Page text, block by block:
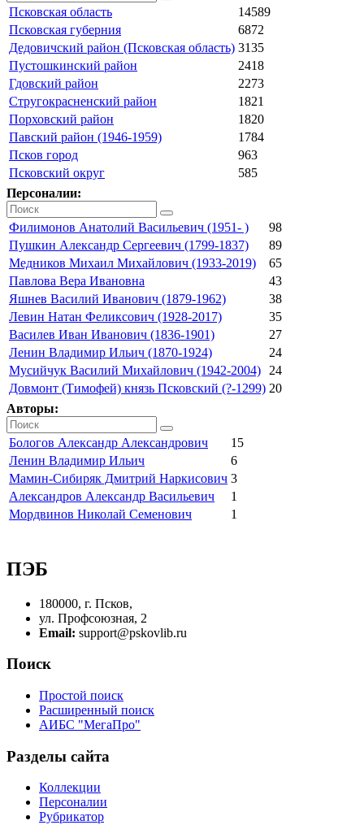
Псковская область
14589
Псковская губерния
6872
Дедовичский район (Псковская область) 3135
Пустошкинский район
2418
Гдовский район
2273
Стругокрасненский район
1821
Порховский район
1820
Павский район (1946-1959)
1784
Псков город
963
Псковский округ
585
Персоналии:
Филимонов Анатолий Васильевич (1951- )
98
Пушкин Александр Сергеевич (1799-1837)
89
Медников Михаил Михайлович (1933-2019)
65
Павлова Вера Ивановна
43
Яшнев Василий Иванович (1879-1962)
38
Левин Натан Феликсович (1928-2017)
35
Василев Иван Иванович (1836-1901)
27
Ленин Владимир Ильич (1870-1924)
24
Мусийчук Василий Михайлович (1942-2004)
24
Довмонт (Тимофей) князь Псковский (?-1299) 20
Авторы:
Бологов Александр Александрович
15
Ленин Владимир Ильич
6
Мамин-Сибиряк Дмитрий Наркисович 3
Александров Александр Васильевич
1
Мордвинов Николай Семенович
1
ПЭБ
180000, г. Псков,
ул. Профсоюзная, 2
Email: support@pskovlib.ru
Поиск
Простой поиск
Расширенный поиск
АИБС "МегаПро"
Разделы сайта
Коллекции
Персоналии
Рубрикатор